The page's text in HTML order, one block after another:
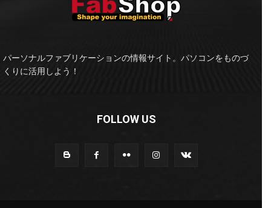
パーソナルファブリケーションの情報サイト。パソコンをものづ
くりに活用しよう！
FOLLOW US